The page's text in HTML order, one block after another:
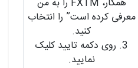
همکار، FXTM را به من
معرفی کرده است” را انتخاب
کنید.
3. روی دکمه تایید کلیک
نمایید.